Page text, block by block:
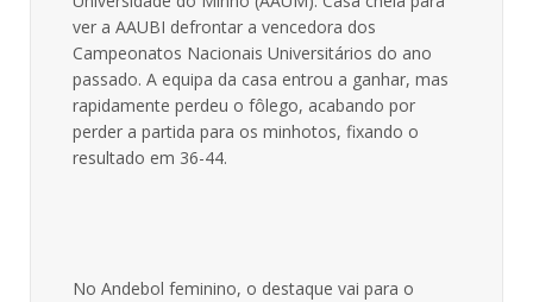
ver a AAUBI defrontar a vencedora dos
Campeonatos Nacionais Universitários do ano
passado. A equipa da casa entrou a ganhar, mas
rapidamente perdeu o fôlego, acabando por
perder a partida para os minhotos, fixando o
resultado em 36-44.
No Andebol feminino, o destaque vai para o